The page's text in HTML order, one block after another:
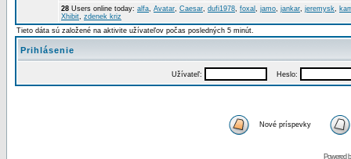
28 Users online today: alfa, Avatar, Caesar, dufi1978, foxal , jamo, jankar, jeremysk,
Xhibit, zdenek kriz
Tieto dáta sú založené na aktivite užívateľov počas posledných 5 minút.
Prihlásenie
Užívateľ: Heslo:
Nové príspevky
Powered